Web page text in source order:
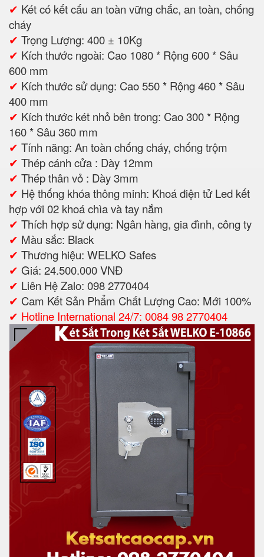
✔ Két có kết cấu an toàn vững chắc, an toàn, chống
cháy
✔ Trọng Lượng: 400 ± 10Kg
✔ Kích thước ngoài: Cao 1080 * Rộng 600 * Sâu
600 mm
✔ Kích thước sử dụng: Cao 550 * Rộng 460 * Sâu
400 mm
✔ Kích thước két nhỏ bên trong: Cao 300 * Rộng
160 * Sâu 360 mm
✔ Tính năng: An toàn chống cháy, chống trộm
✔ Thép cánh cửa : Dày 12mm
✔ Thép thân vỏ : Dày 3mm
✔ Hệ thống khóa thông minh: Khoá điện tử Led kết
hợp với 02 khoá chìa và tay nắm
✔ Thích hợp sử dụng: Ngân hàng, gia đình, công ty
✔ Màu sắc: Black
✔ Thương hiệu: WELKO Safes
✔ Giá: 24.500.000 VNĐ
✔ Liên Hệ Zalo: 098 2770404
✔ Cam Kết Sản Phẩm Chất Lượng Cao: Mới 100%
✔ Hotline International 24/7: 0084 98 2770404